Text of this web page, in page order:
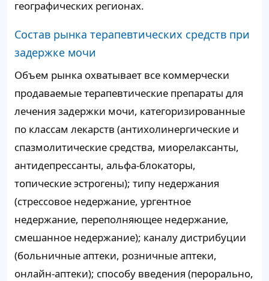
географических регионах.
Состав рынка терапевтических средств при
задержке мочи
Объем рынка охватывает все коммерчески
продаваемые терапевтические препараты для
лечения задержки мочи, категоризированные
по классам лекарств (антихолинергические и
спазмолитические средства, миорелаксанты,
антидепрессанты, альфа-блокаторы,
топические эстрогены); типу недержания
(стрессовое недержание, ургентное
недержание, переполняющее недержание,
смешанное недержание); каналу дистрибуции
(больничные аптеки, розничные аптеки,
онлайн-аптеки); способу введения (перорально,